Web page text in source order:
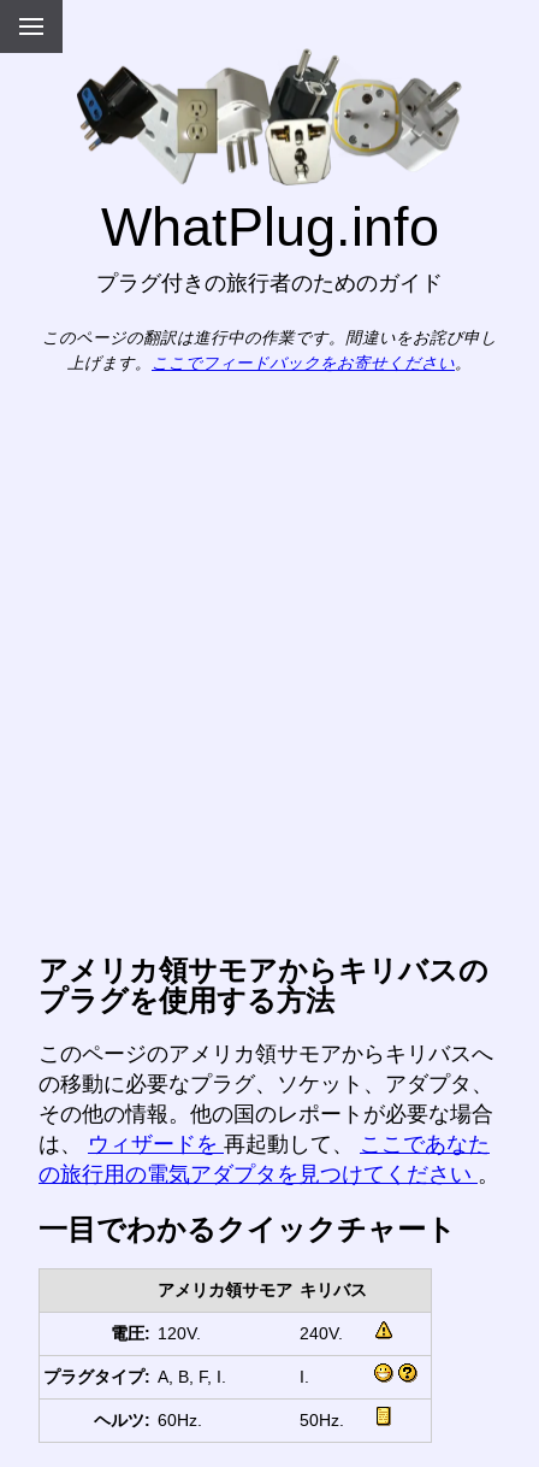
WhatPlug.info
プラグ付きの旅行者のためのガイド
このページの翻訳は進行中の作業です。間違いをお詫び申し
上げます。
ここでフィードバックをお寄せください。
アメリカ領サモアからキリバスの
プラグを使用する方法
このページのアメリカ領サモアからキリバスへ
の移動に必要なプラグ、ソケット、アダプタ、
その他の情報。他の国のレポートが必要な場合
は、 ウィザードを 再起動して、 ここであなた
の旅行用の電気アダプタを見つけてください 。
一目でわかるクイックチャート
アメリカ領サモア キリバス
電圧: 120V. 240V.
プラグタイプ: A, B, F, I. I.
ヘルツ: 60Hz. 50Hz.